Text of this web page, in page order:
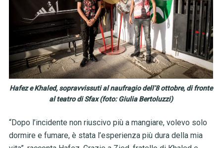
Hafez e Khaled, sopravvissuti al naufragio dell’8 ottobre, di fronte
al teatro di Sfax (foto: Giulia Bertoluzzi)
“Dopo l’incidente non riuscivo più a mangiare, volevo solo
dormire e fumare, è stata l’esperienza più dura della mia